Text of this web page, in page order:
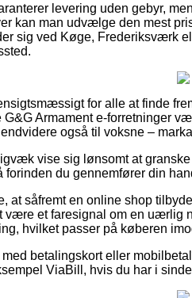
levering uden gebyr,
kan man udvælge den mest
sig ved Køge, Frederiksværk
for alle at finde
G&G Armament e-forretninger
også til voksne –
vise sig lønsomt at
forinden du gennemfører din
at såfremt en online shop
være et faresignal om en uærlig
hvilket passer på køberen
betalingskort eller
ViaBill, hvis du har i